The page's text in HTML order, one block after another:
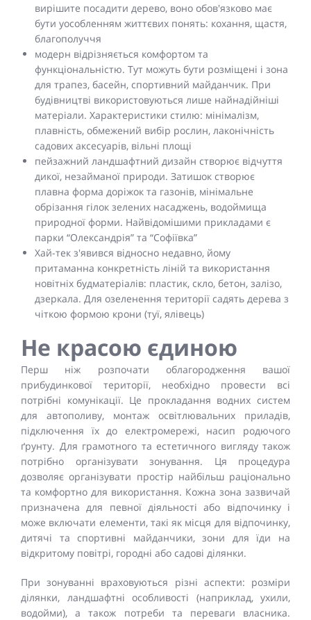
вирішите посадити дерево, воно обов'язково має
бути уособленням життєвих понять: кохання, щастя,
благополуччя
модерн відрізняється комфортом та
функціональністю. Тут можуть бути розміщені і зона
для трапез, басейн, спортивний майданчик. При
будівництві використовуються лише найнадійніші
матеріали. Характеристики стилю: мінімалізм,
плавність, обмежений вибір рослин, лаконічність
садових аксесуарів, вільні площі
пейзажний ландшафтний дизайн створює відчуття
дикої, незайманої природи. Затишок створює
плавна форма доріжок та газонів, мінімальне
обрізання гілок зелених насаджень, водоймища
природної форми. Найвідомішими прикладами є
парки “Олександрія” та “Софіївка”
Хай-тек з'явився відносно недавно, йому
притаманна конкретність ліній та використання
новітніх будматеріалів: пластик, скло, бетон, залізо,
дзеркала. Для озеленення території садять дерева з
чіткою формою крони (туї, ялівець)
Не красою єдиною
Перш ніж розпочати облагородження вашої
прибудинкової території, необхідно провести всі
потрібні комунікації. Це прокладання водних систем
для автополиву, монтаж освітлювальних приладів,
підключення їх до електромережі, насип родючого
ґрунту. Для грамотного та естетичного вигляду також
потрібно організувати зонування. Ця процедура
дозволяє організувати простір найбільш раціонально
та комфортно для використання. Кожна зона зазвичай
призначена для певної діяльності або відпочинку і
може включати елементи, такі як місця для відпочинку,
дитячі та спортивні майданчики, зони для їди на
відкритому повітрі, городні або садові ділянки.
При зонуванні враховуються різні аспекти: розміри
ділянки, ландшафтні особливості (наприклад, ухили,
водойми), а також потреби та переваги власника.